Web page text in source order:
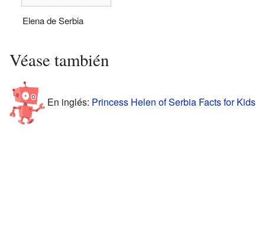
Elena de Serbia
Véase también
En inglés: Princess Helen of Serbia Facts for Kids